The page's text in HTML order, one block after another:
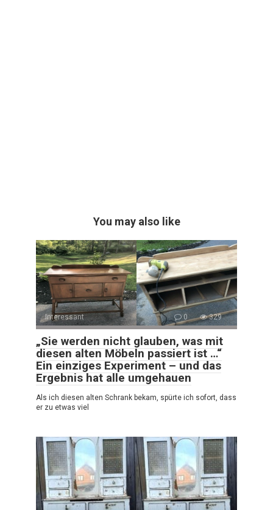
You may also like
Interessant 0 329
„Sie werden nicht glauben, was mit
diesen alten Möbeln passiert ist …“
Ein einziges Experiment – und das
Ergebnis hat alle umgehauen
Als ich diesen alten Schrank bekam, spürte ich sofort, dass
er zu etwas viel